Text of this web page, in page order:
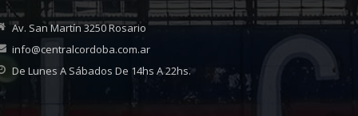
Av. San Martín 3250 Rosario
info@centralcordoba.com.ar
De Lunes A Sábados De 14hs A 22hs.